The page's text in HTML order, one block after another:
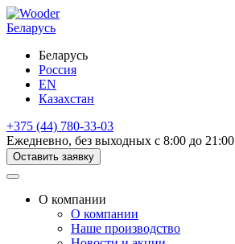
Беларусь
Беларусь
Россия
EN
Казахстан
+375 (44) 780-33-03
Ежедневно, без выходных с 8:00 до 21:00
Оставить заявку
О компании
О компании
Наше производство